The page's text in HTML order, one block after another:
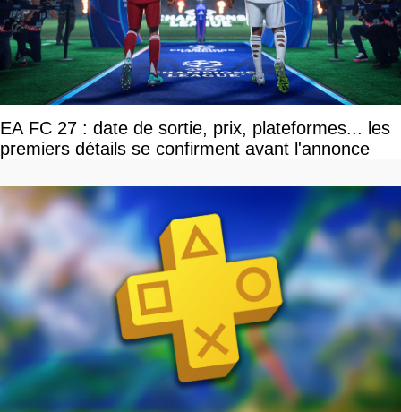
EA FC 27 : date de sortie, prix, plateformes... les
premiers détails se confirment avant l'annonce